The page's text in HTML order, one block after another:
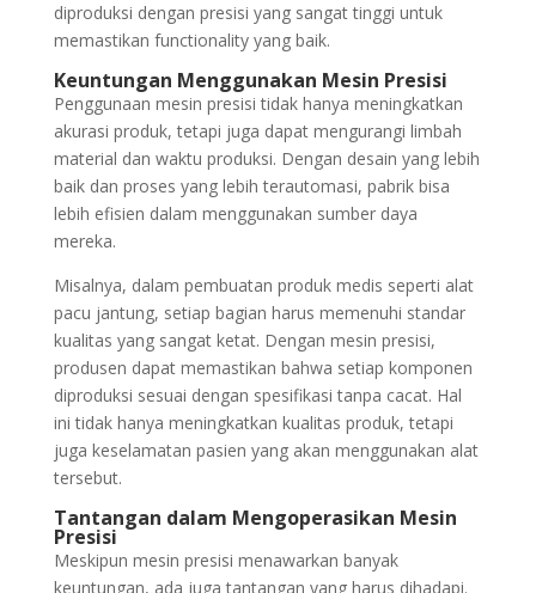
diproduksi dengan presisi yang sangat tinggi untuk
memastikan functionality yang baik.
Keuntungan Menggunakan Mesin Presisi
Penggunaan mesin presisi tidak hanya meningkatkan
akurasi produk, tetapi juga dapat mengurangi limbah
material dan waktu produksi. Dengan desain yang lebih
baik dan proses yang lebih terautomasi, pabrik bisa
lebih efisien dalam menggunakan sumber daya
mereka.
Misalnya, dalam pembuatan produk medis seperti alat
pacu jantung, setiap bagian harus memenuhi standar
kualitas yang sangat ketat. Dengan mesin presisi,
produsen dapat memastikan bahwa setiap komponen
diproduksi sesuai dengan spesifikasi tanpa cacat. Hal
ini tidak hanya meningkatkan kualitas produk, tetapi
juga keselamatan pasien yang akan menggunakan alat
tersebut.
Tantangan dalam Mengoperasikan Mesin
Presisi
Meskipun mesin presisi menawarkan banyak
keuntungan, ada juga tantangan yang harus dihadapi.